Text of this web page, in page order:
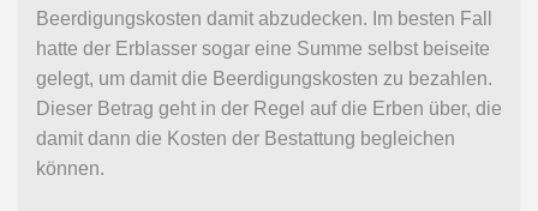
Beerdigungskosten damit abzudecken. Im besten Fall
hatte der Erblasser sogar eine Summe selbst beiseite
gelegt, um damit die Beerdigungskosten zu bezahlen.
Dieser Betrag geht in der Regel auf die Erben über, die
damit dann die Kosten der Bestattung begleichen
können.